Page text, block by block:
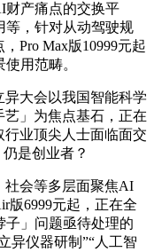
财产痛点的交换平
等，针对从动驾驶规
Pro Max版10999元起
用范畴。
大会以我国智能科学
」为焦点基石，正在
业顶尖人士面临面交
是创业者？
会等多层面聚焦AI
版6999元起，正在全
」问题亟待处理的
异仪器研制”“人工智